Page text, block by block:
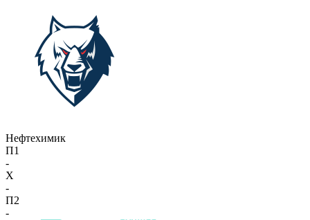
Нефтехимик
П1
-
X
-
П2
-